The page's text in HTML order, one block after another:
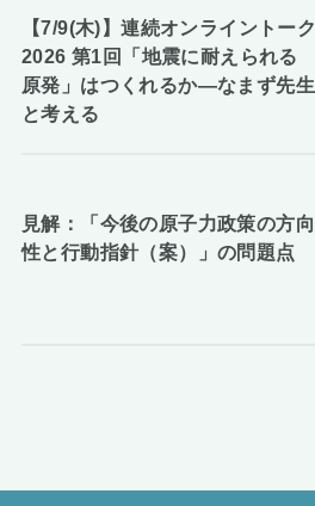
【7/9(木)】連続オンライントーク
2026 第1回「地震に耐えられる
原発」はつくれるか―なまず先生
と考える
見解：「今後の原子力政策の方向
性と行動指針（案）」の問題点